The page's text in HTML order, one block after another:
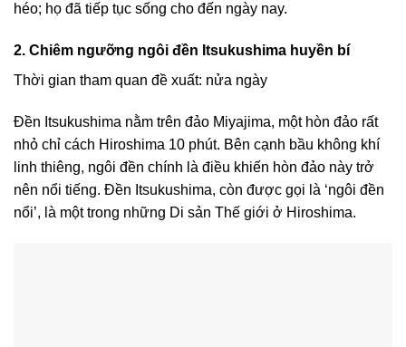
héo; họ đã tiếp tục sống cho đến ngày nay.
2. Chiêm ngưỡng ngôi đền Itsukushima huyền bí
Thời gian tham quan đề xuất: nửa ngày
Đền Itsukushima nằm trên đảo Miyajima, một hòn đảo rất
nhỏ chỉ cách Hiroshima 10 phút. Bên cạnh bầu không khí
linh thiêng, ngôi đền chính là điều khiến hòn đảo này trở
nên nổi tiếng. Đền Itsukushima, còn được gọi là ‘ngôi đền
nổi’, là một trong những Di sản Thế giới ở Hiroshima.